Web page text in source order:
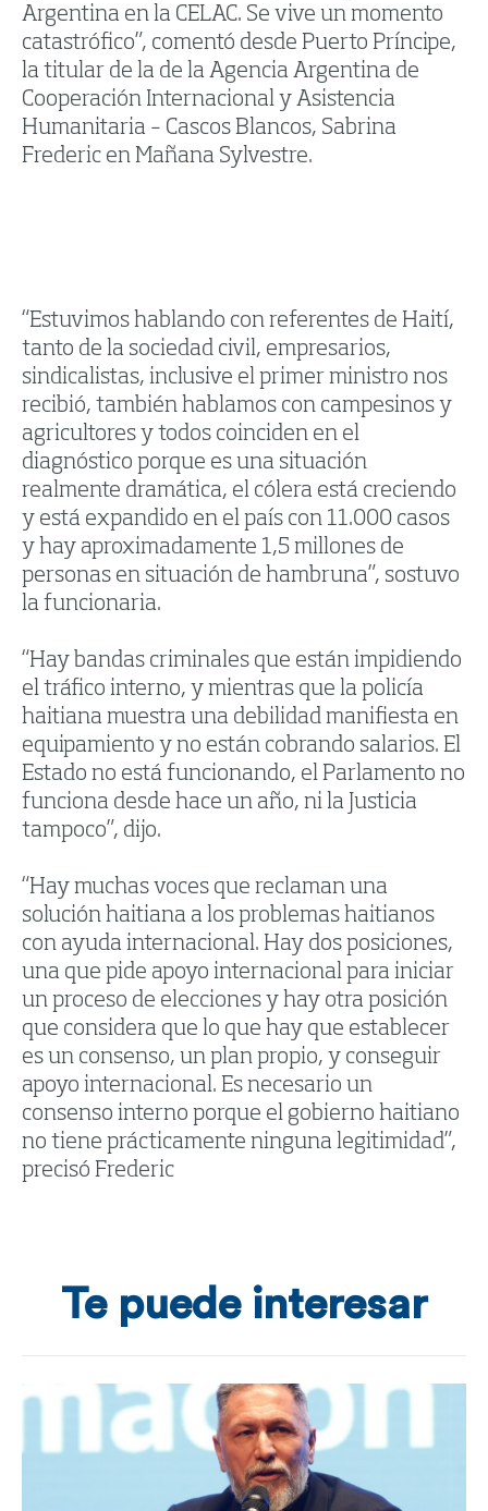
Argentina en la CELAC. Se vive un momento
catastrófico”, comentó desde Puerto Príncipe,
la titular de la de la Agencia Argentina de
Cooperación Internacional y Asistencia
Humanitaria – Cascos Blancos, Sabrina
Frederic en Mañana Sylvestre.
“Estuvimos hablando con referentes de Haití,
tanto de la sociedad civil, empresarios,
sindicalistas, inclusive el primer ministro nos
recibió, también hablamos con campesinos y
agricultores y todos coinciden en el
diagnóstico porque es una situación
realmente dramática, el cólera está creciendo
y está expandido en el país con 11.000 casos
y hay aproximadamente 1,5 millones de
personas en situación de hambruna”, sostuvo
la funcionaria.
“Hay bandas criminales que están impidiendo
el tráfico interno, y mientras que la policía
haitiana muestra una debilidad manifiesta en
equipamiento y no están cobrando salarios. El
Estado no está funcionando, el Parlamento no
funciona desde hace un año, ni la Justicia
tampoco”, dijo.
“Hay muchas voces que reclaman una
solución haitiana a los problemas haitianos
con ayuda internacional. Hay dos posiciones,
una que pide apoyo internacional para iniciar
un proceso de elecciones y hay otra posición
que considera que lo que hay que establecer
es un consenso, un plan propio, y conseguir
apoyo internacional. Es necesario un
consenso interno porque el gobierno haitiano
no tiene prácticamente ninguna legitimidad”,
precisó Frederic
Te puede interesar